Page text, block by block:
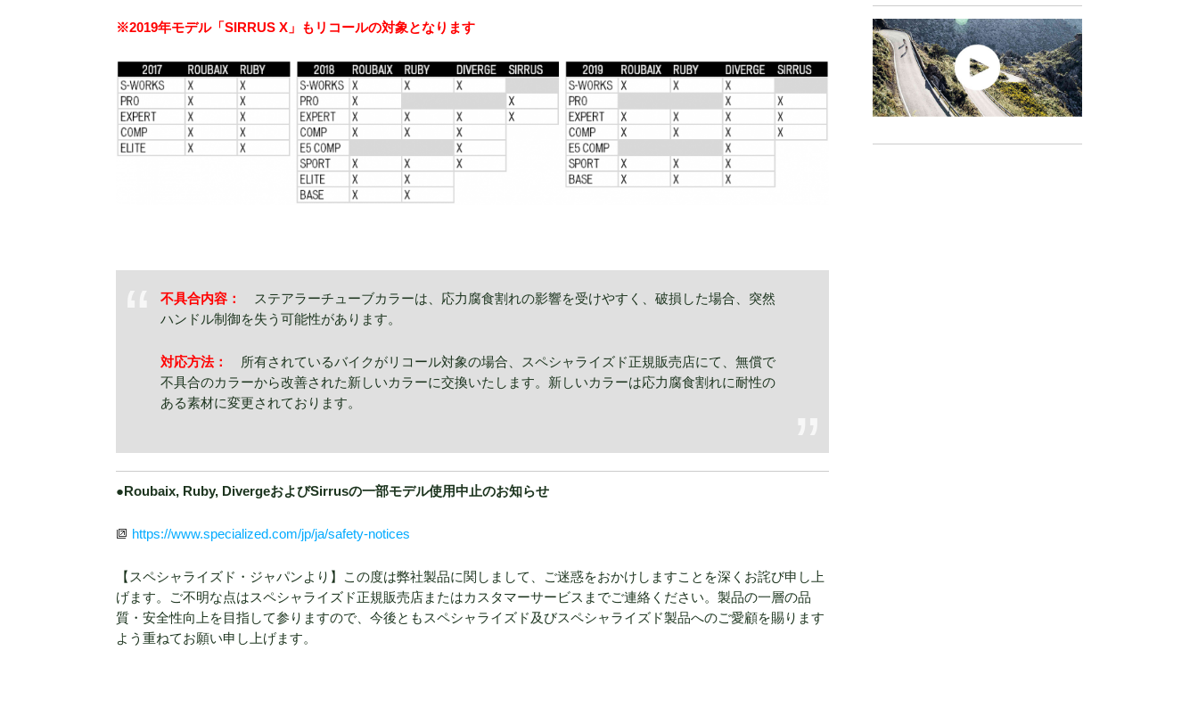
※2019年モデル「SIRRUS X」もリコールの対象となります
不具合内容：
ステアラーチューブカラーは、応力腐食割れの影響を受けやすく、破損した場合、突然
ハンドル制御を失う可能性があります。
対応方法：
所有されているバイクがリコール対象の場合、スペシャライズド正規販売店にて、無償で
不具合のカラーから改善された新しいカラーに交換いたします。新しいカラーは応力腐食割れに耐性の
ある素材に変更されております。
●Roubaix, Ruby, DivergeおよびSirrusの一部モデル使用中止のお知らせ
https://www.specialized.com/jp/ja/safety-notices
【スペシャライズド・ジャパンより】この度は弊社製品に関しまして、ご迷惑をおかけしますことを深くお詫び申し上
げます。ご不明な点はスペシャライズド正規販売店またはカスタマーサービスまでご連絡ください。製品の一層の品
質・安全性向上を目指して参りますので、今後ともスペシャライズド及びスペシャライズド製品へのご愛顧を賜ります
よう重ねてお願い申し上げます。